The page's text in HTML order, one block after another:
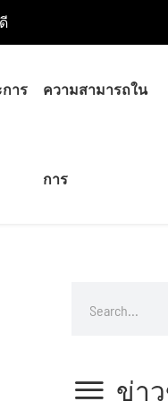
าร ความสามารถใน
การ
 ข่า